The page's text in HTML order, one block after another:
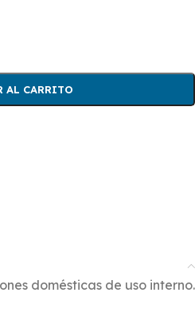
AL CARRITO
domésticas de uso interno.